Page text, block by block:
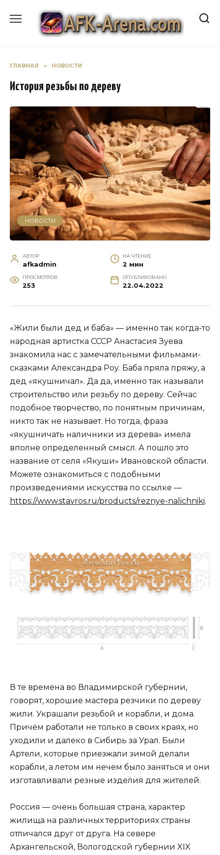
содержанию
ГЛАВНАЯ » НОВОСТИ
История резьбы по дереву
НОВОСТИ
АВТОР
afkadmin
НА ЧТЕНИЕ
2 мин
ПРОСМОТРОВ
253
ОПУБЛИКОВАНО
22.04.2022
«Жили были дед и баба» — именно так когда-то
народная артистка СССР Анастасия Зуева
знакомила нас с замечательными фильмами-
сказками Александра Роу. Баба пряла пряжу, а
дед «якушничал». Да да, именно так называли
строительство или резьбу по дереву. Сейчас
подобное творчество, по понятным причинам,
никто так не называет. Но тогда, фраза
«якушничать наличники из дерева» имела
вполне определенный смысл. А пошло это
название от селя «Якуши» Ивановской области.
Можете ознакомиться с подобными
произведениями искусства по ссылке —
https://www.stavros.ru/products/reznye-nalichniki.
В те времена во Владимирской губернии,
говорят, хорошие мастера резчики по дереву
жили. Украшали резьбой и корабли, и дома.
Причём работали не только в своих краях, но
уходили и далеко в Сибирь за Урал. Были
Артели, которые приезжали зимой делали
корабли, а летом им нечем было заняться и они
изготавливали резные изделия для жителей.
Россия — очень большая страна, характер
жилища на различных территориях страны
отличался друг от друга. На севере
Архангельской, Вологодской губернии XIX